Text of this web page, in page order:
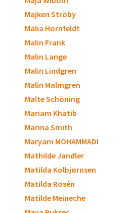
Majken Ströby
Malia Hörnfeldt
Malin Frank
Malin Lange
Malin Lindgren
Malin Malmgren
Malte Schöning
Mariam Khatib
Marina Smith
Maryam MOHAMMADI
Mathilde Jandler
Matilda Kolbjørnsen
Matilda Rosén
Matilde Meineche